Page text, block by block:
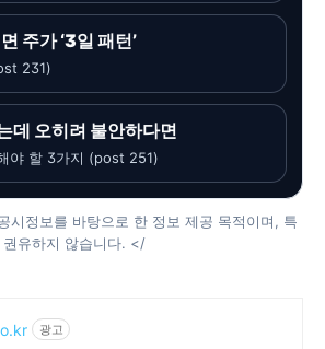
주가 ‘3일 패턴’
231)
데 오히려 불안하다면
야 할 3가지 (post 251)
시정보를 바탕으로 한 정보 제공 목적이며, 특
유하지 않습니다. </
광고